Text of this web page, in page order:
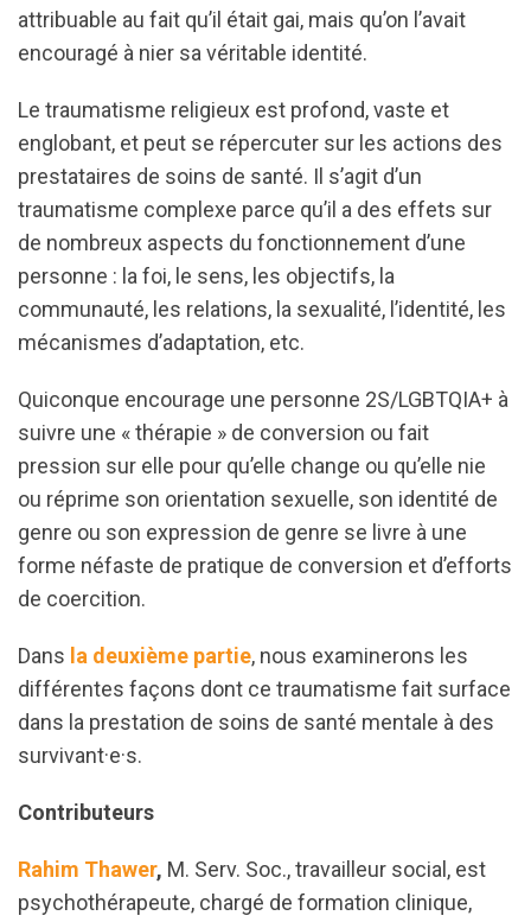
attribuable au fait qu’il était gai, mais qu’on l’avait
encouragé à nier sa véritable identité.
Le traumatisme religieux est profond, vaste et
englobant, et peut se répercuter sur les actions des
prestataires de soins de santé. Il s’agit d’un
traumatisme complexe parce qu’il a des effets sur
de nombreux aspects du fonctionnement d’une
personne : la foi, le sens, les objectifs, la
communauté, les relations, la sexualité, l’identité, les
mécanismes d’adaptation, etc.
Quiconque encourage une personne 2S/LGBTQIA+ à
suivre une « thérapie » de conversion ou fait
pression sur elle pour qu’elle change ou qu’elle nie
ou réprime son orientation sexuelle, son identité de
genre ou son expression de genre se livre à une
forme néfaste de pratique de conversion et d’efforts
de coercition.
Dans la deuxième partie, nous examinerons les
différentes façons dont ce traumatisme fait surface
dans la prestation de soins de santé mentale à des
survivant·e·s.
Contributeurs
Rahim Thawer, M. Serv. Soc., travailleur social, est
psychothérapeute, chargé de formation clinique,